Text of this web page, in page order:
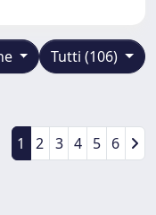
Tutti (106)
1 2 3 4 5 6